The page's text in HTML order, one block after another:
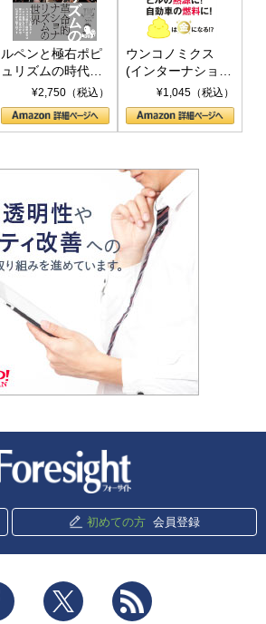
ルペンと極右ポピ
ュリズムの時代：
〈ヤヌス〉の二つ
の顔
¥2,750（税込）
ウンコノミクス
(インターナショナ
ル新書)¥1,045（税込）
初めての方 会員登録
Facebook Twitter